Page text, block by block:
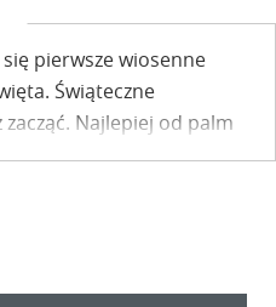
pierwsze wiosenne
Świąteczne
Najlepiej od palm
własnoręcznie.